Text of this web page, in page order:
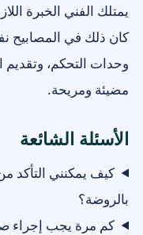
يمتلك الفني الخبرة
كان ذلك في المصابيح
وحدات التحكم، وتقديم
مضيئة ومريحة.
الأسئلة الشائعة
كيف يمكنني التأكد
بالروضة؟
كم مرة يجب إجراء